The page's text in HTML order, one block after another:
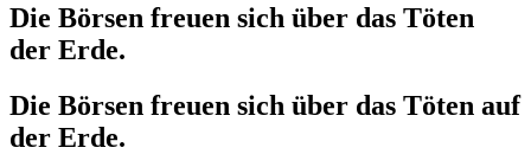
Die Börsen freuen sich über das Töten
der Erde.
Die Börsen freuen sich über das Töten auf
der Erde.